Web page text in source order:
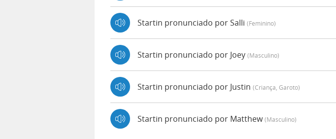
Startin pronunciado por Salli (feminino)
Startin pronunciado por Joey (masculino)
Startin pronunciado por Justin (criança, Garoto)
Startin pronunciado por Matthew(masculino)